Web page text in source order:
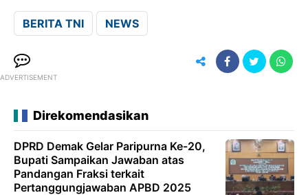
BERITA TNI NEWS
ADVERTISEMENT
Direkomendasikan
DPRD Demak Gelar Paripurna Ke-20,
Bupati Sampaikan Jawaban atas
Pandangan Fraksi terkait
Pertanggungjawaban APBD 2025